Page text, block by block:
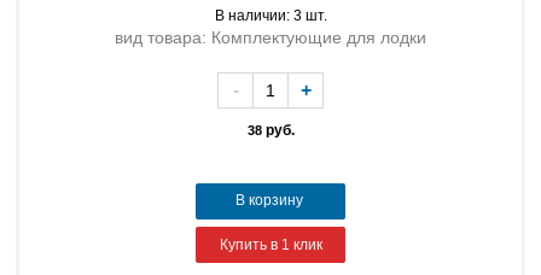
В наличии: 3 шт.
вид товара: Комплектующие для лодки
38руб.
- +
В корзину
Купить в 1 клик